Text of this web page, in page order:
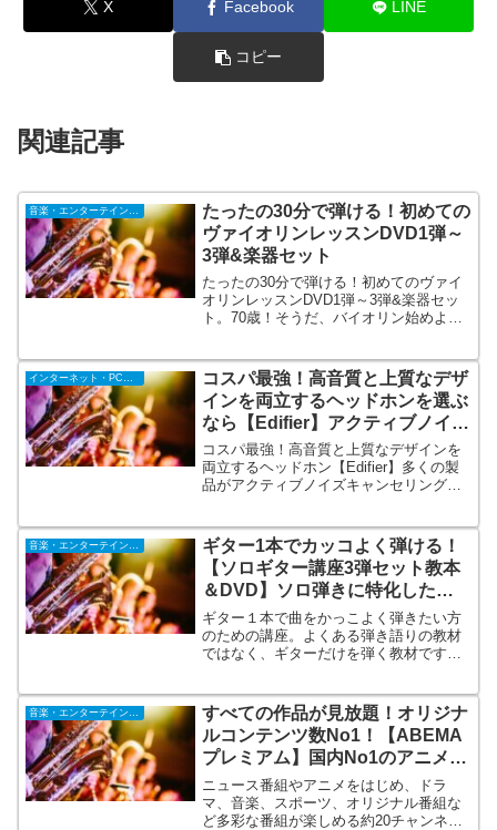
X Facebook LINE
コピー
関連記事
たったの30分で弾ける！初めての
ヴァイオリンレッスンDVD1弾～
3弾&楽器セット
たったの30分で弾ける！初めてのヴァイ
オリンレッスンDVD1弾～3弾&楽器セッ
ト。70歳！そうだ、バイオリン始めよう♪
る！自宅で学べる楽々レッスンの詳しい
内容を見てみよう！
コスパ最強！高音質と上質なデザ
インを両立するヘッドホンを選ぶ
なら【Edifier】アクティブノイズ
キャンセリング機能（ANC）搭
載
コスパ最強！高音質と上質なデザインを
両立するヘッドホン【Edifier】多くの製
品がアクティブノイズキャンセリング機
ヤレス認証を取得。「VGPアワード」も
受賞しました。
音楽・エンターテインメント
ギター1本でカッコよく弾ける！
【ソロギター講座3弾セット教本
＆DVD】ソロ弾きに特化したギ
ター講座
ギター１本で曲をかっこよく弾きたい方
のための講座。よくある弾き語りの教材
ではなく、ギターだけを弾く教材です。
方が１から始めるにはハードルの高い奏
法です。
音楽・エンターテインメント
すべての作品が見放題！オリジナ
ルコンテンツ数No1！【ABEMA
プレミアム】国内No1のアニメチ
ャンネル
ニュース番組やアニメをはじめ、ドラ
マ、音楽、スポーツ、オリジナル番組な
ど多彩な番組が楽しめる約20チャンネル